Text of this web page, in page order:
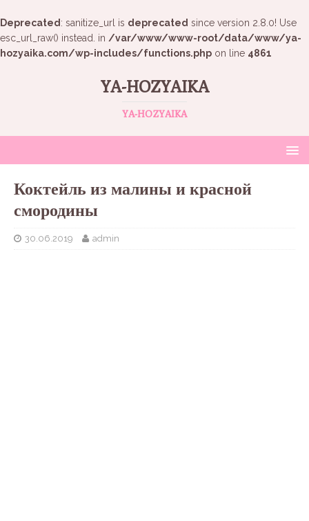
Deprecated : sanitize_url is deprecated since version 2.8.0! Use
esc_url_raw() instead. in /var/www/www-root/data/www/ya-
hozyaika.com/wp-includes/functions.php on line 4861
YA-HOZYAIKA
YA-HOZYAIKA
Коктейль из малины и красной
смородины
30.06.2019 admin